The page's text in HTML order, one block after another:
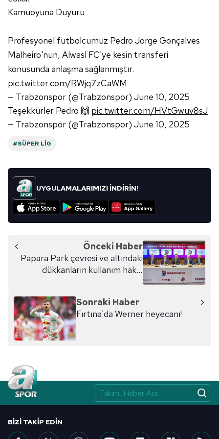
kullanılmaktadır. Diğer çerezler, sitemizin daha işlevsel
reklam/pazarlama faaliyetlerinin yapılması, amaçlarıyla
sınırlı olarak açık rızanız dahilinde kullanılacaktır.
Çerezlere ilişkin tercihlerinizi aşağıda yer alan panel
vasıtasıyla belirleyebilirsiniz. Çerezlere ilişkin detaylı bilgi
için Ayarlar butonuna tıklayabilir,Çerez Bilgilendirme
Metnimiziziyaret edebilirsiniz.
hazırlanmış Aydınlatma Metnimizi okumak ve sitemizde
almak için lütfen
Kamuoyuna Duyuru
Profesyonel futbolcumuz Pedro Jorge Gonçalves
Malheiro'nun, Alwasl FC'ye kesin transferi
konusunda anlaşma sağlanmıştır.
pic.twitter.com/RWjq7zCaWM
— Trabzonspor (@Trabzonspor) June 10, 2025
Teşekkürler Pedro 🙌 pic.twitter.com/HVtGwuv8sJ
— Trabzonspor (@Trabzonspor) June 10, 2025
#SÜPER LIG
UYGULAMALARIMIZI İNDİRİN!
Önceki Haber
Papara Park çevresi ve altındaki
dükkanların kullanım hakkı
Sonraki Haber
Fırtına'da Werner heyecanı!
BIZI TAKIP EDIN